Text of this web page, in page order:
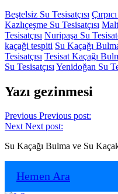
Beştelsiz Su Tesisatçısı
Kazlıçeşme Su Tesisatçısı
Tesisatçısı Nuripaşa Su
kaçaği tespiti Su Kaçağı
Tesisatçısı Tesisat Kaçağı
Su Tesisatçısı Yenidoğan Su
Yazı gezinmesi
Previous Previous post:
Next Next post:
Su Kaçağı Bulma ve Su
Hemen Ara